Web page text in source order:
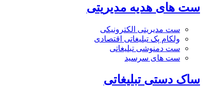
ست های هدیه مدیریتی
ست مدیریتی الکترونیکی
ولکام پک تبلیغاتی اقتصادی
ست دمنوشی تبلیغاتی
ست های سرسید
ساک دستی تبلیغاتی